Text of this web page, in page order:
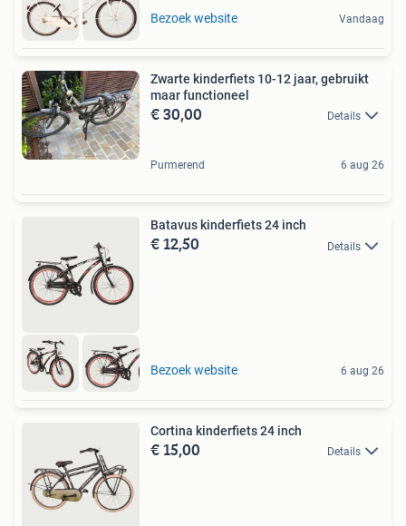
Bezoek website Vandaag
Zwarte kinderfiets 10-12 jaar, gebruikt
maar functioneel
€ 30,00 Details
Purmerend 6 aug 26
Batavus kinderfiets 24 inch
€ 12,50 Details
Bezoek website 6 aug 26
Cortina kinderfiets 24 inch
€ 15,00 Details